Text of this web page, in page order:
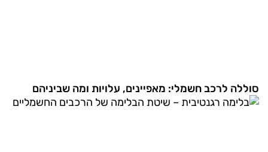
סוללה לרכב חשמלי: מאפיינים, עלויות ומה שביניהם